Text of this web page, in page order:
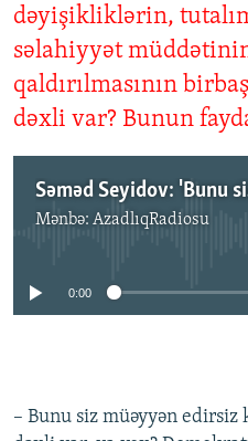
dəyişikliklərin,
səlahiyyət
qaldırılmasının
dəxli var? Bunun
Mənbə: AzadlıqRadiosu
No media
0:00
– Bunu siz müəyyən